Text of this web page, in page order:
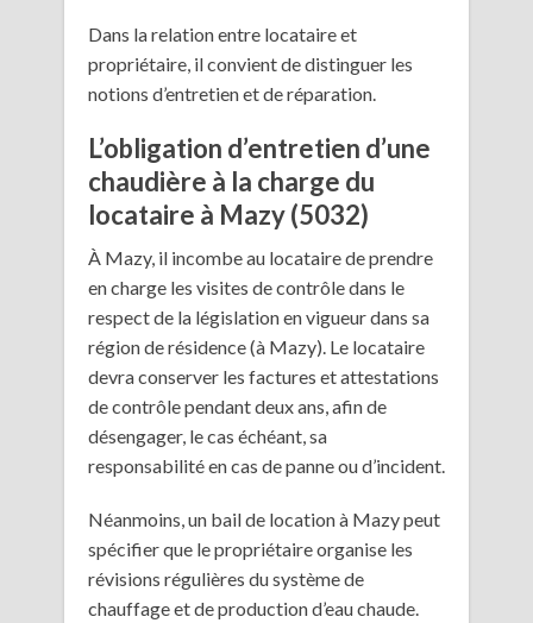
Dans la relation entre locataire et
propriétaire, il convient de distinguer les
notions d’entretien et de réparation.
L’obligation d’entretien d’une
chaudière à la charge du
locataire à Mazy (5032)
À Mazy, il incombe au locataire de prendre
en charge les visites de contrôle dans le
respect de la législation en vigueur dans sa
région de résidence (à Mazy). Le locataire
devra conserver les factures et attestations
de contrôle pendant deux ans, afin de
désengager, le cas échéant, sa
responsabilité en cas de panne ou d’incident.
Néanmoins, un bail de location à Mazy peut
spécifier que le propriétaire organise les
révisions régulières du système de
chauffage et de production d’eau chaude.